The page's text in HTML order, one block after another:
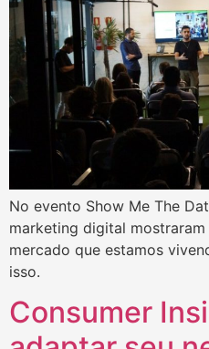
No evento Show Me The
marketing digital
mercado que estamos
isso.
Consumer